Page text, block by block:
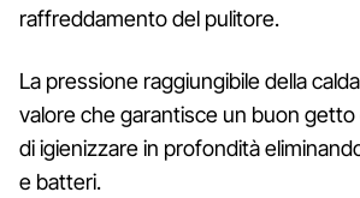
raffreddamento del pulitore.
La pressione raggiungibile della
valore che garantisce un buon
di igienizzare in profondità
e batteri.